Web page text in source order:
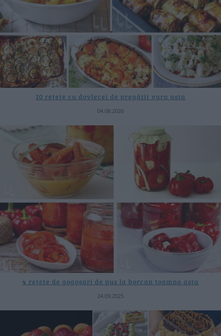
10 rețete cu dovlecei de pregătit vara asta
04.08.2026
4 rețete de gogoșari de pus la borcan toamna asta
24.09.2025